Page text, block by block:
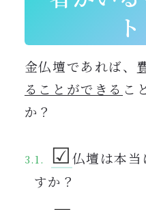
金仏壇であれば、
ることができる こ
か？
☑︎仏壇は本当
すか？